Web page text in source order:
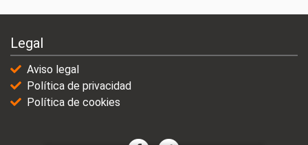
Legal
Aviso legal
Política de privacidad
Política de cookies